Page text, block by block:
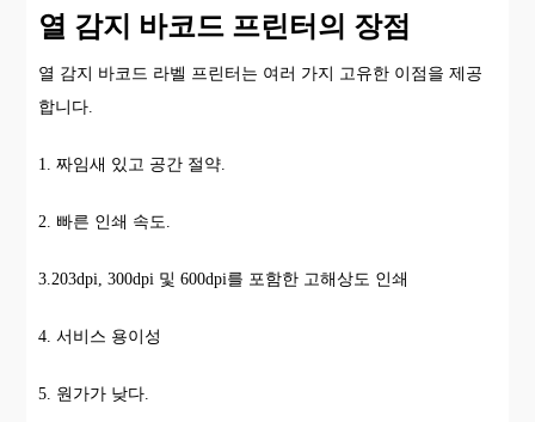
열 감지 바코드 프린터의 장점
열 감지 바코드 라벨 프린터는 여러 가지 고유한 이점을 제공
합니다.
1. 짜임새 있고 공간 절약.
2. 빠른 인쇄 속도.
3.203dpi, 300dpi 및 600dpi를 포함한 고해상도 인쇄
4. 서비스 용이성
5. 원가가 낮다.